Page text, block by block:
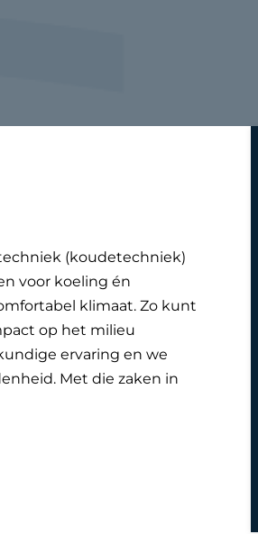
(koudetechniek)
voor koeling én
klimaat. Zo kunt
op het milieu
ervaring en we
Met die zaken in